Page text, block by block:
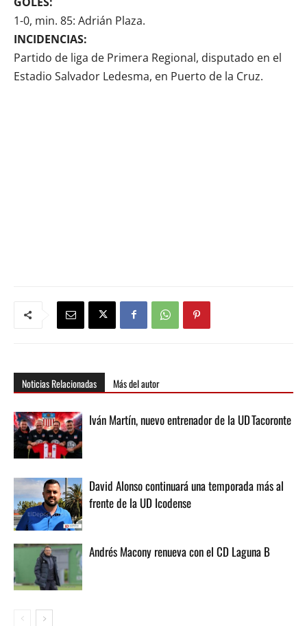
1-0, min. 85: Adrián Plaza.
INCIDENCIAS:
Partido de liga de Primera Regional, disputado en el
Estadio Salvador Ledesma, en Puerto de la Cruz.
Noticias Relacionadas Más del autor
Iván Martín, nuevo entrenador de la UD Tacoronte
David Alonso continuará una temporada más al
frente de la UD Icodense
Andrés Macony renueva con el CD Laguna B